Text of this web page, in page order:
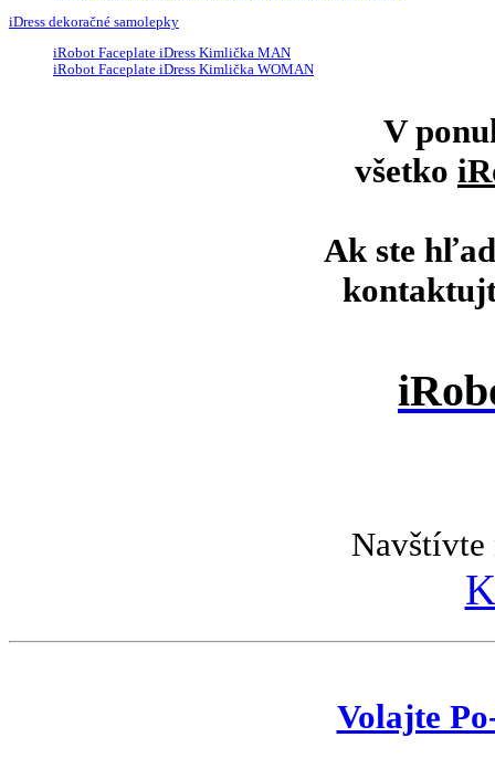
iDress dekoračné samolepky
iRobot Faceplate iDress Kimlička MAN
iRobot Faceplate iDress Kimlička WOMAN
V
všetko
Ak ste
Navštívte
Volajte